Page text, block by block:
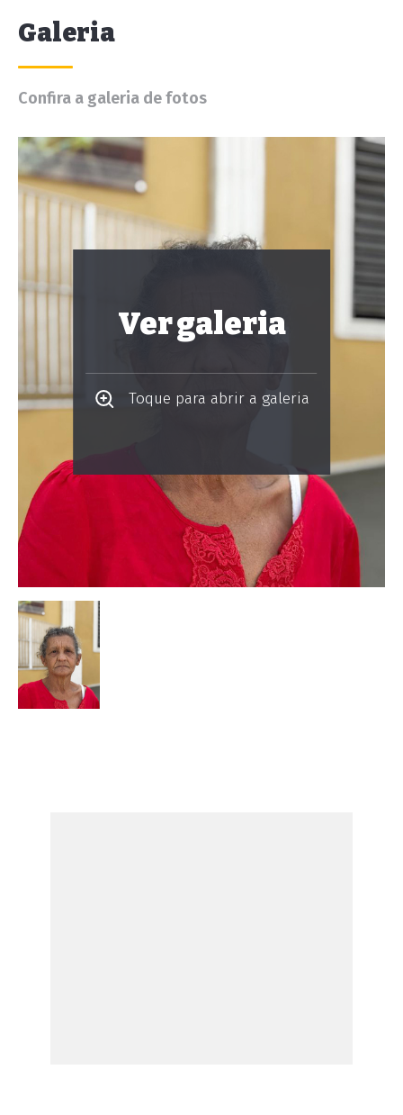
Galeria
Confira a galeria de fotos
Ver galeria
Toque para abrir a galeria